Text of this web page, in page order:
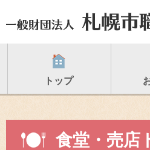
トップ
食堂・売店